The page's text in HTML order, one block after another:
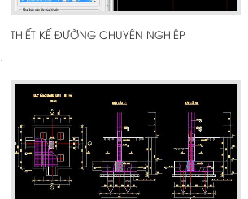
THIẾT KẾ ĐƯỜNG CHUYÊN NGHIỆP